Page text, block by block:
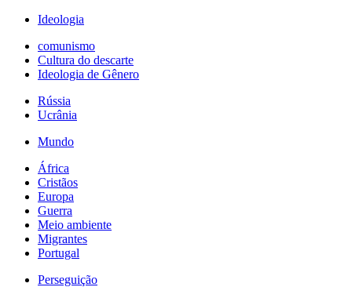
Ideologia
comunismo
Cultura do descarte
Ideologia de Gênero
Rússia
Ucrânia
Mundo
África
Cristãos
Europa
Guerra
Meio ambiente
Migrantes
Portugal
Perseguição